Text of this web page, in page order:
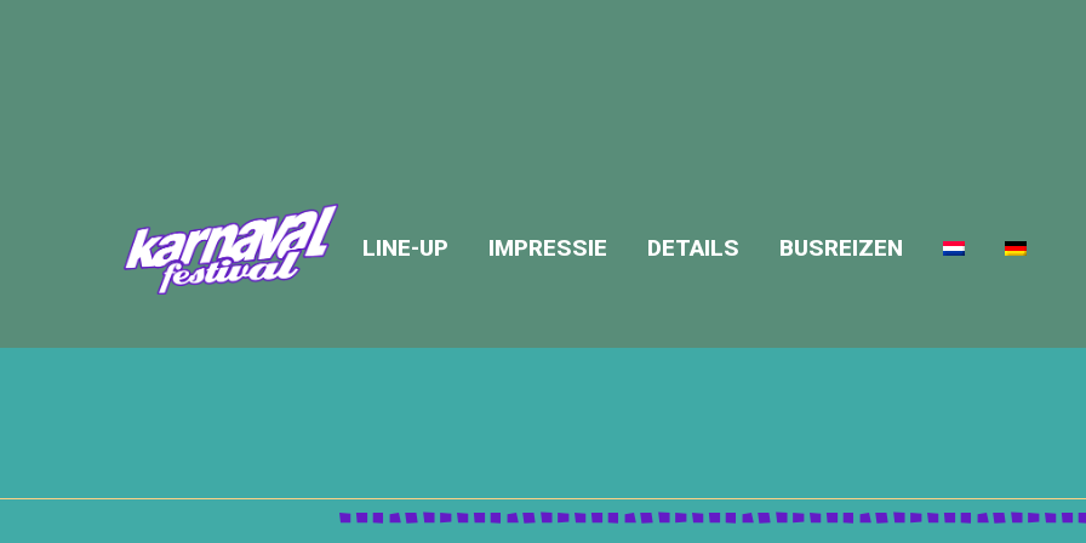
LINE-UP IMPRESSIE DETAILS BUSREIZEN